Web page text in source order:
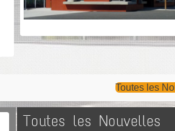
Toutes les
Toutes les Nouvelles